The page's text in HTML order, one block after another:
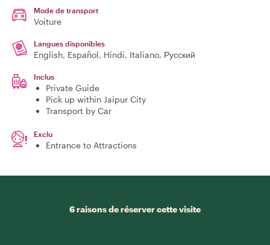
Mode de transport
Voiture
Langues disponibles
English, Español, Hindi, Italiano, Русский
Inclus
Private Guide
Pick up within Jaipur City
Transport by Car
Exclu
Entrance to Attractions
6 raisons de réserver cette visite